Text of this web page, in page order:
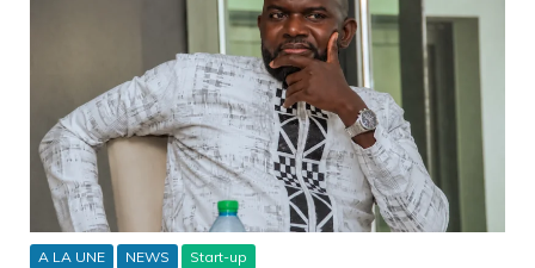
A LA UNE NEWS Start-up